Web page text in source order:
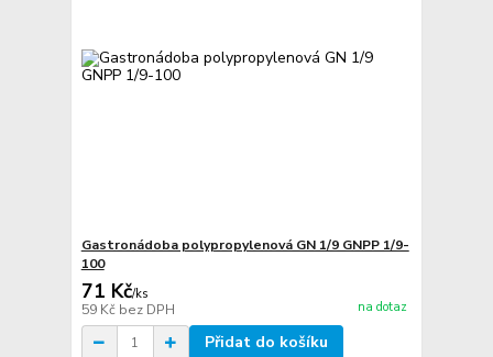
Gastronádoba polypropylenová GN 1/9 GNPP 1/9-
100
71 Kč/ks
59 Kč bez DPH na dotaz
Přidat do košíku